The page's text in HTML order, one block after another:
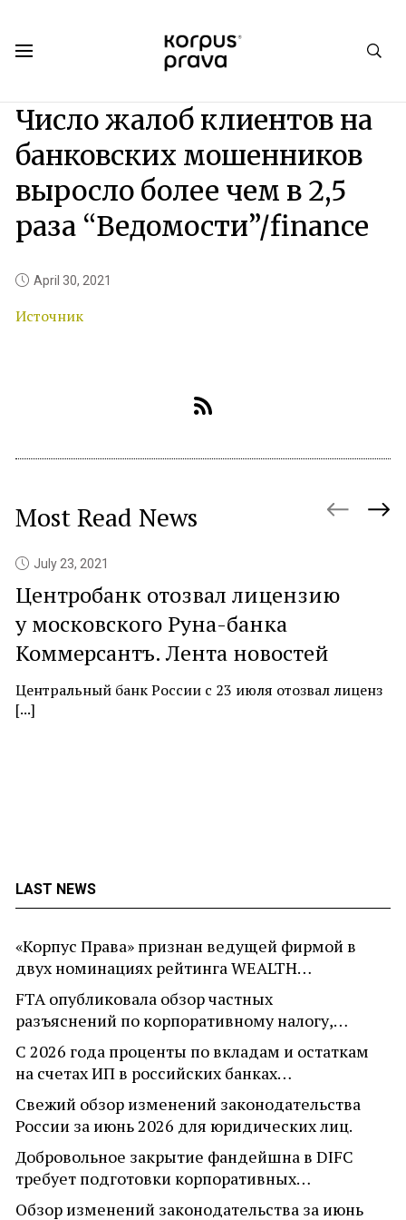
Число жалоб клиентов на
банковских мошенников
выросло более чем в 2,5
раза “Ведомости”/finance
April 30, 2021
Источник
LAST NEWS
«Корпус Права» признан ведущей фирмой в
двух номинациях рейтинга WEALTH…
FTA опубликовала обзор частных
разъяснений по корпоративному налогу,…
С 2026 года проценты по вкладам и остаткам
на счетах ИП в российских банках…
Свежий обзор изменений законодательства
России за июнь 2026 для юридических лиц.
Добровольное закрытие фандейшна в DIFC
требует подготовки корпоративных…
Обзор изменений законодательства за июнь
Most Read News
July 23, 2021
Центробанк отозвал лицензию
у московского Руна-банка
Коммерсантъ. Лента новостей
Центральный банк России с 23 июля отозвал лиценз
[...]